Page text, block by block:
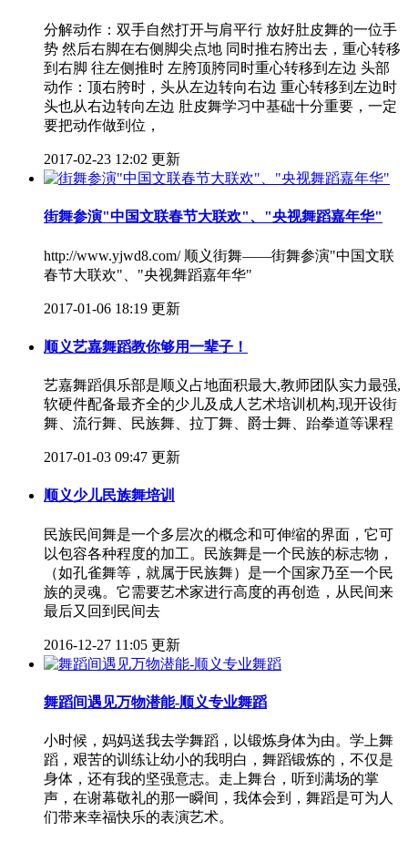
分解动作：双手自然打开与肩平行 放好肚皮舞的一位手
势 然后右脚在右侧脚尖点地 同时推右胯出去，重心转移
到右脚 往左侧推时 左胯顶胯同时重心转移到左边 头部
动作：顶右胯时，头从左边转向右边 重心转移到左边时
头也从右边转向左边 肚皮舞学习中基础十分重要，一定
要把动作做到位，
2017-02-23 12:02 更新
街舞参演"中国文联春节大联欢"、"央视舞蹈嘉年华"
http://www.yjwd8.com/ 顺义街舞——街舞参演"中国文联
春节大联欢"、"央视舞蹈嘉年华"
2017-01-06 18:19 更新
顺义艺嘉舞蹈教你够用一辈子！
艺嘉舞蹈俱乐部是顺义占地面积最大,教师团队实力最强,
软硬件配备最齐全的少儿及成人艺术培训机构,现开设街
舞、流行舞、民族舞、拉丁舞、爵士舞、跆拳道等课程
2017-01-03 09:47 更新
顺义少儿民族舞培训
民族民间舞是一个多层次的概念和可伸缩的界面，它可
以包容各种程度的加工。民族舞是一个民族的标志物，
（如孔雀舞等，就属于民族舞）是一个国家乃至一个民
族的灵魂。它需要艺术家进行高度的再创造，从民间来
最后又回到民间去
2016-12-27 11:05 更新
舞蹈间遇见万物潜能-顺义专业舞蹈
小时候，妈妈送我去学舞蹈，以锻炼身体为由。学上舞
蹈，艰苦的训练让幼小的我明白，舞蹈锻炼的，不仅是
身体，还有我的坚强意志。走上舞台，听到满场的掌
声，在谢幕敬礼的那一瞬间，我体会到，舞蹈是可为人
们带来幸福快乐的表演艺术。